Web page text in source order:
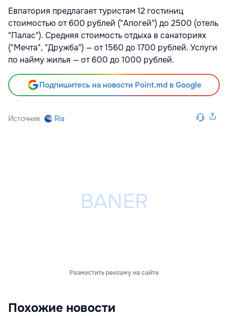
Евпатория предлагает туристам 12 гостиниц
стоимостью от 600 рублей ("Апогей") до 2500 (отель
"Палас"). Средняя стоимость отдыха в санаториях
("Мечта", "Дружба") — от 1560 до 1700 рублей. Услуги
по найму жилья — от 600 до 1000 рублей.
Подпишитесь на новости Point.md в Google
Источник Ria
Разместить рекламу на сайте
Похожие новости